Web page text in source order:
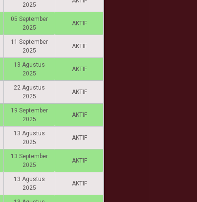
2025
05 September
2025
AKTIF
11 September
2025
AKTIF
13 Agustus
2025
AKTIF
22 Agustus
2025
AKTIF
19 September
2025
AKTIF
13 Agustus
2025
AKTIF
13 September
2025
AKTIF
13 Agustus
2025
AKTIF